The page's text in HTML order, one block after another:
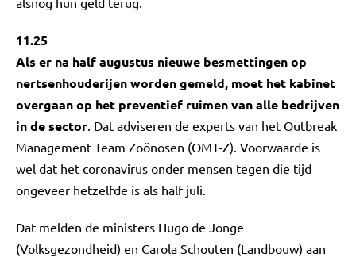
11.25
Als er na half augustus nieuwe besmettingen op
nertsenhouderijen worden gemeld, moet het kabinet
overgaan op het preventief ruimen van alle bedrijven
in de sector. Dat adviseren de experts van het Outbreak
Management Team Zoönosen (OMT-Z). Voorwaarde is
wel dat het coronavirus onder mensen tegen die tijd
ongeveer hetzelfde is als half juli.
Dat melden de ministers Hugo de Jonge
(Volksgezondheid) en Carola Schouten (Landbouw) aan